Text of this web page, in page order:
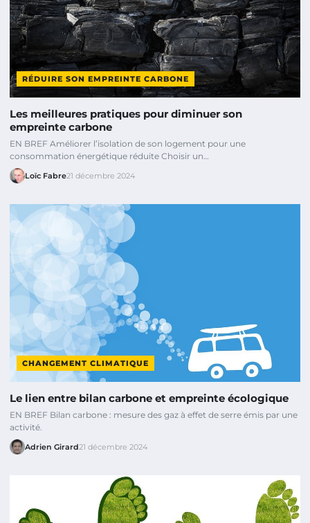
RÉDUIRE SON EMPREINTE CARBONE
Les meilleures pratiques pour diminuer son
empreinte carbone
EN BREF Améliorer l’isolation de son logement pour une
consommation énergétique réduite Choisir un…
Loïc Fabre21 décembre 2024
CHANGEMENT CLIMATIQUE
Le lien entre bilan carbone et empreinte écologique
EN BREF Bilan carbone : mesure des gaz à effet de serre émis par une
activité.
Adrien Girard21 décembre 2024